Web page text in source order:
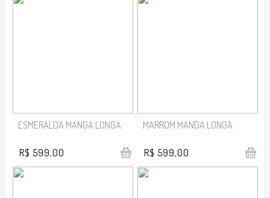
ESMERALDA MANGA LONGA
R$ 599,00
MARROM MANGA LONGA
R$ 599,00